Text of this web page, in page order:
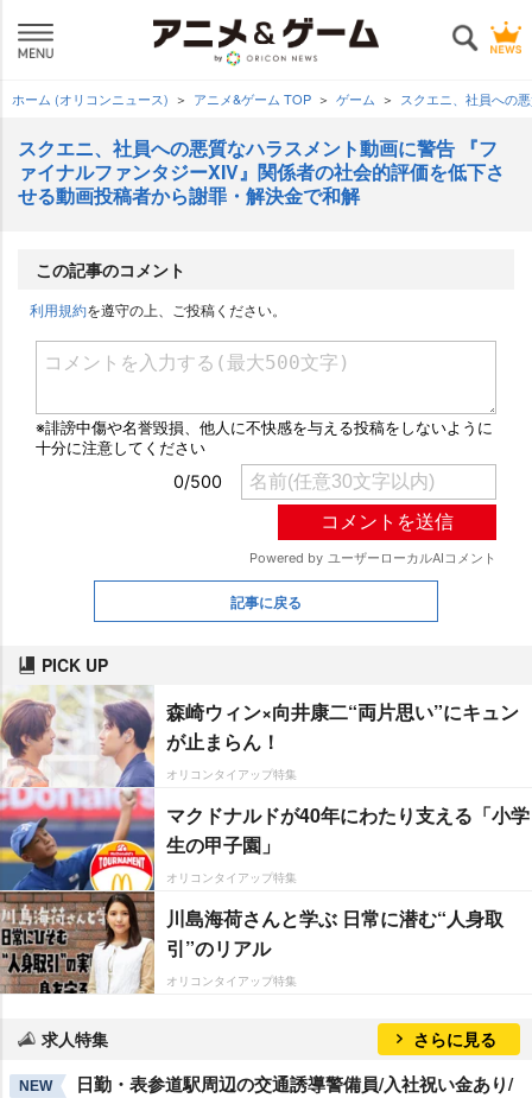
ホーム (オリコンニュース) アニメ&ゲーム TOP ゲーム スクエニ、社員への
スクエニ、社員への悪質なハラスメント動画に警告 『フ
ァイナルファンタジーXIV』関係者の社会的評価を低下さ
せる動画投稿者から謝罪・解決金で和解
この記事のコメント
利用規約を遵守の上、ご投稿ください。
記事に戻る
PICK UP
森崎ウィン×向井康二“両片思い”にキュン
が止まらん！
オリコンタイアップ特集
マクドナルドが40年にわたり支える「小学
生の甲子園」
オリコンタイアップ特集
川島海荷さんと学ぶ 日常に潜む“人身取
引”のリアル
オリコンタイアップ特集
求人特集 さらに見る
NEW
日勤・表参道駅周辺の交通誘導警備員/入社祝い金あり/